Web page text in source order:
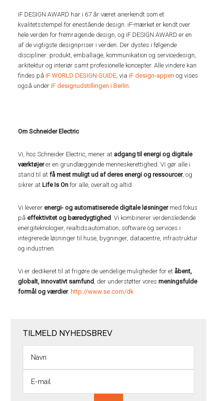
iF DESIGN AWARD har i 67 år været anerkendt som et
kvalitetsstempel for enestående design. iF-mærket er kendt over
hele verden for fremragende design, og iF DESIGN AWARD er en
af de vigtigste designpriser i verden. Der dystes i følgende
discipliner: produkt, emballage, kommunikation og servicedesign,
arkitektur og interiør samt profesionelle koncepter. Alle vindere kan
findes påiF WORLD DESIGN GUIDE , viaiF design-appen og vises
også underiF designudstillingen i Berlin
Om Schneider Electric
Vi, hos Schneider Electric, mener at adgang til energi og digitale
værktøjerer en grundlæggende menneskerettighed. Vi gør alle i
stand til atfå mest muligt ud af deres energi og ressourcer, og
sikrer at Life Is On for alle, overalt og altid.
Vi levererenergi- og automatiserede digitale løsningermed fokus
påeffektivitet og bæredygtighed . Vi kombinerer verdensledende
energiteknologier, realtidsautomation, software og services i
integrerede løsninger til huse, bygninger, datacentre, infrastruktur
og industrien.
Vi er dedikeret til at frigøre de uendelige muligheder for et åbent,
globalt, innovativt samfund , der understøtter voresmeningsfulde
formål og værdier. http://www.se.com/dk
TILMELD NYHEDSBREV